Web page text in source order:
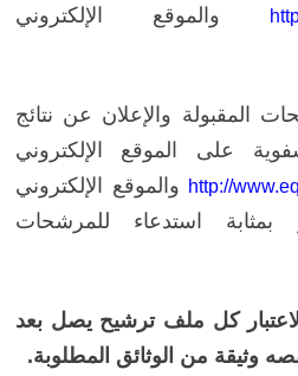
والموقع الإلكتروني
المقبولة والإعلان عن نتائج
على الموقع الإلكتروني
http:// والموقع الإلكتروني
بمثابة استدعاء للمرشحات
كل ملف ترشيح يصل بعد
وثيقة من الوثائق المطلوبة.